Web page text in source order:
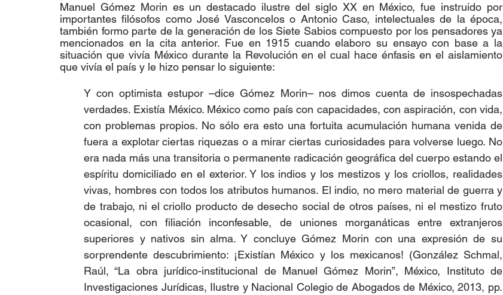
Manuel Gómez Morin es un destacado ilustre del siglo XX en México, fue instruido por
importantes filósofos como José Vasconcelos o Antonio Caso, intelectuales de la época,
también formo parte de la generación de los Siete Sabios compuesto por los pensadores ya
mencionados en la cita anterior. Fue en 1915 cuando elaboro su ensayo con base a la
situación que vivía México durante la Revolución en el cual hace énfasis en el aislamiento
que vivía el país y le hizo pensar lo siguiente:
Y con optimista estupor –dice Gómez Morin– nos dimos cuenta de insospechadas
verdades. Existía México. México como país con capacidades, con aspiración, con vida,
con problemas propios. No sólo era esto una fortuita acumulación humana venida de
fuera a explotar ciertas riquezas o a mirar ciertas curiosidades para volverse luego. No
era nada más una transitoria o permanente radicación geográfica del cuerpo estando el
espíritu domiciliado en el exterior. Y los indios y los mestizos y los criollos, realidades
vivas, hombres con todos los atributos humanos. El indio, no mero material de guerra y
de trabajo, ni el criollo producto de desecho social de otros países, ni el mestizo fruto
ocasional, con filiación inconfesable, de uniones morganáticas entre extranjeros
superiores y nativos sin alma. Y concluye Gómez Morin con una expresión de su
sorprendente descubrimiento: ¡Existían México y los mexicanos! (González Schmal,
Raúl, “La obra jurídico-institucional de Manuel Gómez Morin”, México, Instituto de
Investigaciones Jurídicas, Ilustre y Nacional Colegio de Abogados de México, 2013, pp.